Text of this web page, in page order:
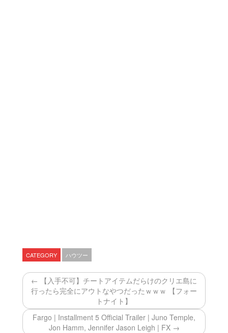
CATEGORY ハウツー
← 【入手不可】チートアイテムだらけのクリエ島に
行ったら完全にアウトなやつだったｗｗｗ 【フォー
トナイト】
Fargo | Installment 5 Official Trailer | Juno Temple,
Jon Hamm, Jennifer Jason Leigh | FX →